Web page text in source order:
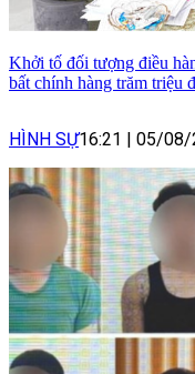
Khởi tố đối tượng điều
bất chính hàng trăm triệu
HÌNH SỰ16:21 05/08/